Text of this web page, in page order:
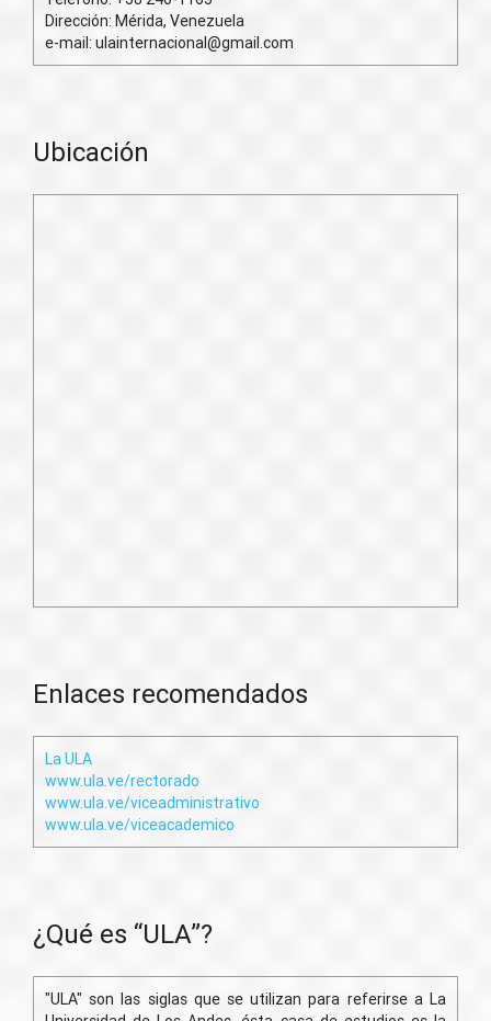
Dirección: Mérida, Venezuela
e-mail: ulainternacional@gmail.com
Ubicación
Enlaces recomendados
La ULA
www.ula.ve/rectorado
www.ula.ve/viceadministrativo
www.ula.ve/viceacademico
¿Qué es “ULA”?
"ULA" son las siglas que se utilizan para referirse a La